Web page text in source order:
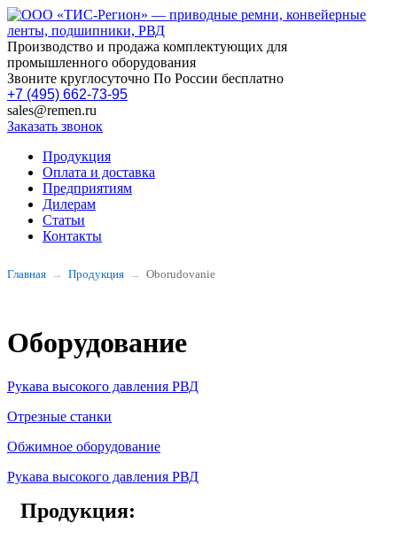
Производство и продажа комплектующих для
промышленного оборудования
Звоните круглосуточно По России бесплатно
+7 (495) 662-73-95
sales@remen.ru
Заказать звонок
Продукция
Оплата и доставка
Предприятиям
Дилерам
Статьи
Контакты
Главная Продукция Oborudovanie
Оборудование
Рукава высокого давления РВД
Отрезные станки
Обжимное оборудование
Рукава высокого давления РВД
Продукция: